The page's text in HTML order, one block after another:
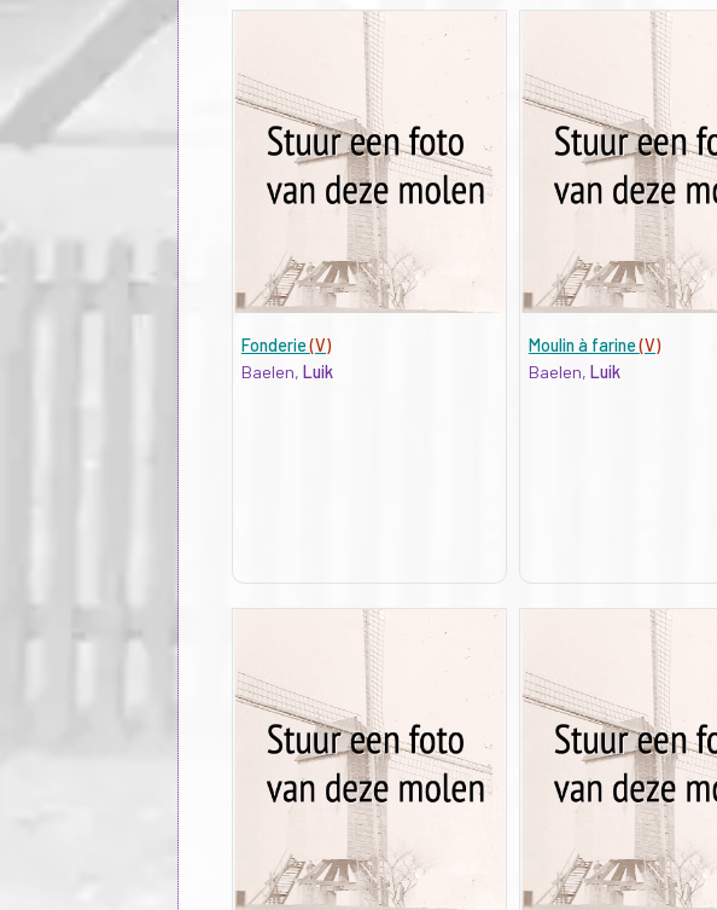
Fonderie(V)
Baelen, Luik
Moulin à farine(V)
Baelen, Luik